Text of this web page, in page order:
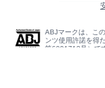
ABJマークは、こ
ンツ使用許諾を得
第6091713号）で